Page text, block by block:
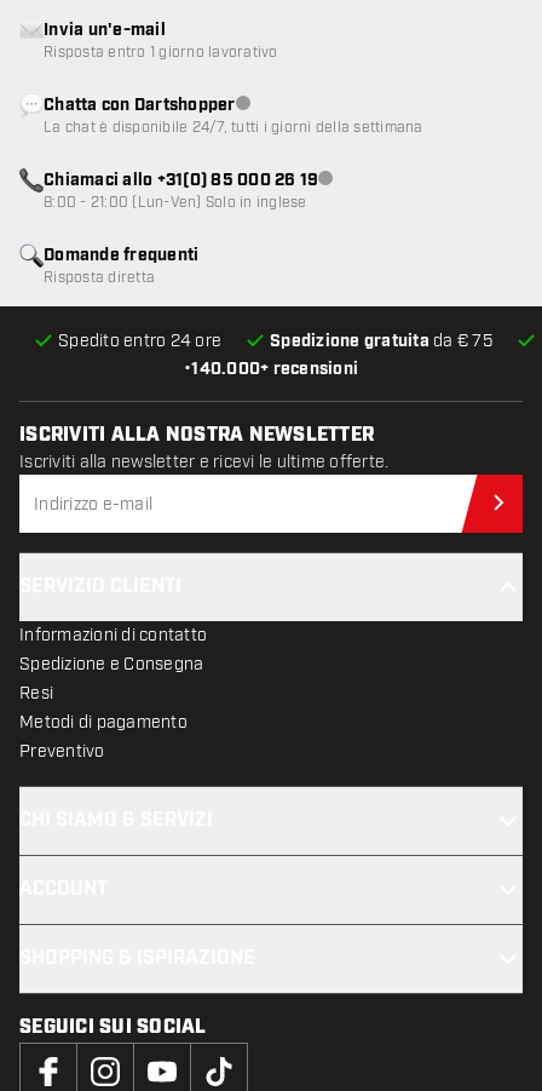
•140.000+ recensioni
Spedito entro 24 ore Spedizione gratuita da € 75
Domande frequenti
Risposta diretta
Invia un'e-mail
Risposta entro 1 giorno lavorativo
Chatta con DartshopperServizio clienti non disponibile
La chat è disponibile 24/7, tutti i giorni della settimana
Chiamaci allo +31(0) 85 000 26 19Servizio clienti non disponibile
8:00 - 21:00 (Lun-Ven) Solo in inglese
ISCRIVITI ALLA NOSTRA NEWSLETTER
Iscriviti alla newsletter e ricevi le ultime offerte.
Informazioni di contatto
Spedizione e Consegna
Resi
Metodi di pagamento
Preventivo
SEGUICI SUI SOCIAL